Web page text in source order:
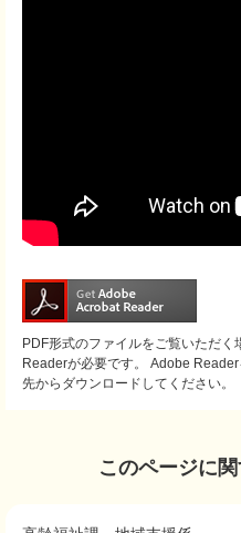
PDF形式のファイルをご覧いただ
Readerが必要です。
Adobe Reader
先からダウンロードしてください。
このページに